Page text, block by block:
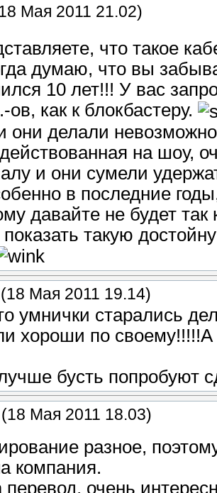
Мая 2011 21.02)
что такое
думаю, что вы
10 лет!!! У вас
как к блокбастеру.
они делали
на шоу,
и они сумели
в последние
давайте не будет
такую
(18 Мая 2011 19.14)
умнички старались
хороши по
бусть попробуют
(18 Мая 2011 18.03)
разное,
компания.
очень